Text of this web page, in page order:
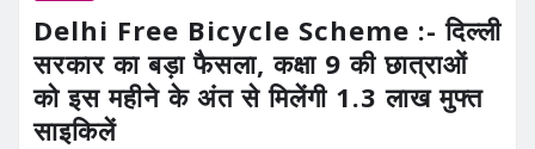
Delhi Free Bicycle Scheme :- दिल्ली
सरकार का बड़ा फैसला, कक्षा 9 की छात्राओं
को इस महीने के अंत से मिलेंगी 1.3 लाख मुफ्त
साइकिलें